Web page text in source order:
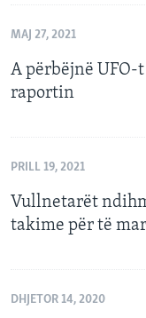
MAJ 27, 2021
A përbëjnë
raportin
PRILL 19, 2021
Vullnetarët
takime për të
DHJETOR 14, 2020